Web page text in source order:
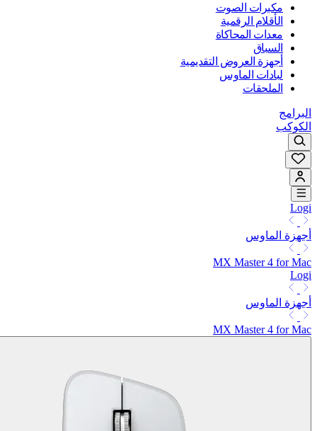
مكبرات الصوت
الأقلام الرقمية
معدات المحاكاة
السباق
أجهزة العروض التقديمية
لبادات الماوس
الملحقات
البرامج
الكوكب
Logi
أجهزة الماوس
MX Master 4 for Mac
Logi
أجهزة الماوس
MX Master 4 for Mac